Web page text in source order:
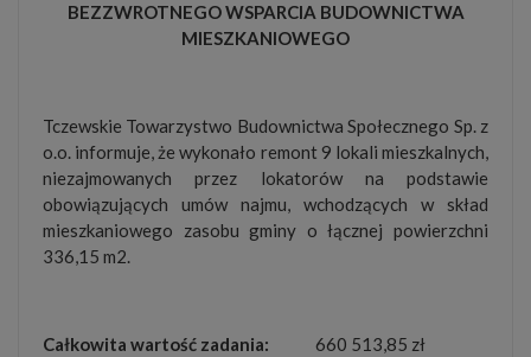
BEZZWROTNEGO WSPARCIA BUDOWNICTWA
MIESZKANIOWEGO
Tczewskie Towarzystwo Budownictwa Społecznego Sp. z
o.o. informuje, że wykonało remont 9 lokali mieszkalnych,
niezajmowanych przez lokatorów na podstawie
obowiązujących umów najmu, wchodzących w skład
mieszkaniowego zasobu gminy o łącznej powierzchni
336,15 m2.
Całkowita wartość zadania: 660 513,85 zł